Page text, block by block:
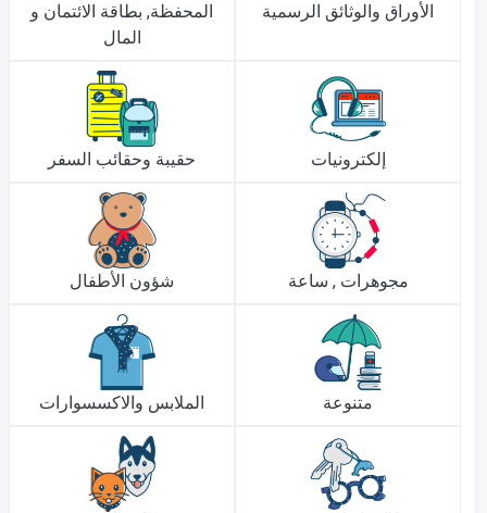
المحفظة, بطاقة الائتمان و
المال
الأوراق والوثائق الرسمية
حقيبة وحقائب السفر إلكترونيات
شؤون الأطفال مجوهرات , ساعة
الملابس والاكسسوارات متنوعة